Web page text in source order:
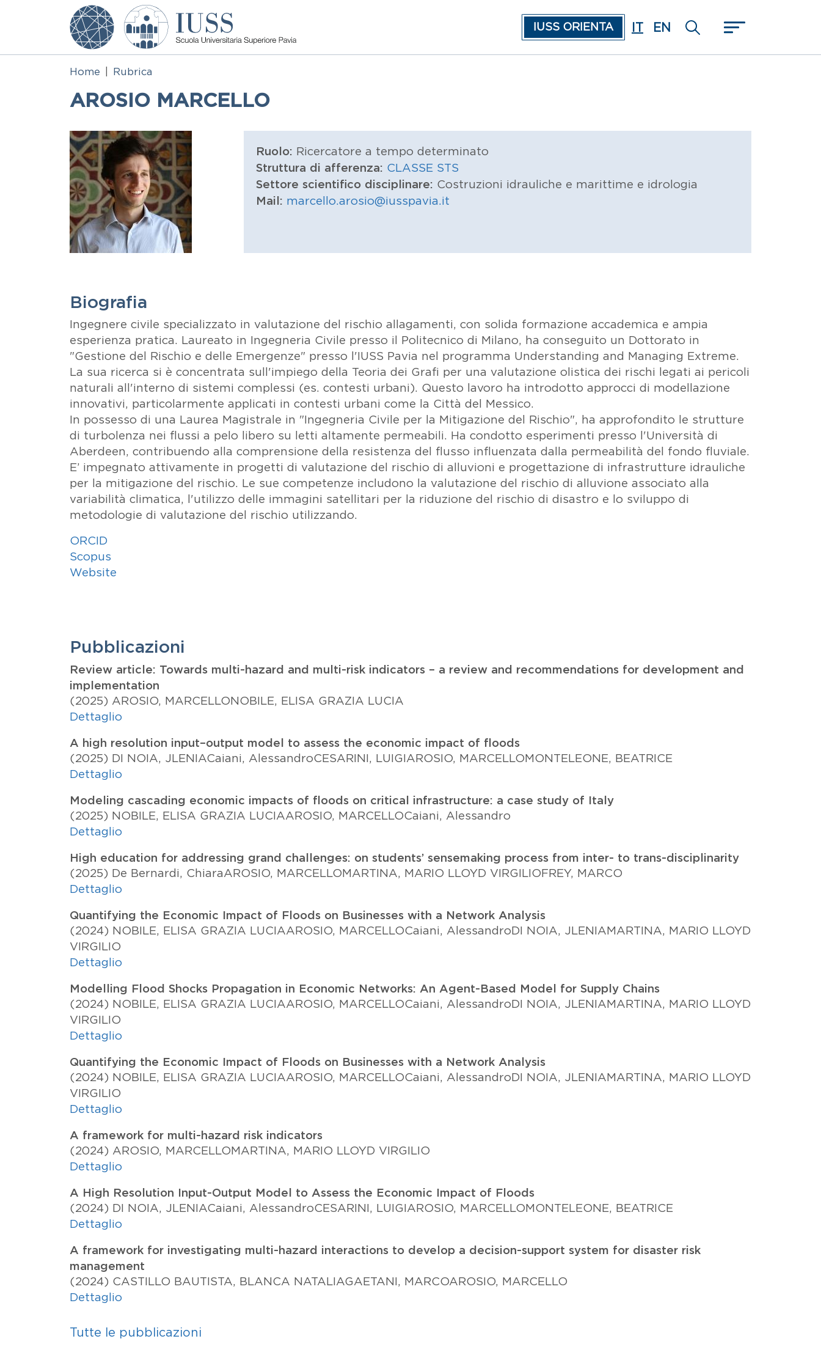
Salta al contenuto principale
IUSS ORIENTA
IT EN
Home Rubrica
AROSIO MARCELLO
Ruolo: Ricercatore a tempo determinato
Struttura di afferenza: CLASSE STS
Settore scientifico disciplinare: Costruzioni idrauliche e marittime e idrologia
Mail: marcello.arosio@iusspavia.it
Biografia
Ingegnere civile specializzato in valutazione del rischio allagamenti, con solida formazione accademica e ampia
esperienza pratica. Laureato in Ingegneria Civile presso il Politecnico di Milano, ha conseguito un Dottorato in
"Gestione del Rischio e delle Emergenze" presso l'IUSS Pavia nel programma Understanding and Managing Extreme.
La sua ricerca si è concentrata sull'impiego della Teoria dei Grafi per una valutazione olistica dei rischi legati ai pericoli
naturali all'interno di sistemi complessi (es. contesti urbani). Questo lavoro ha introdotto approcci di modellazione
innovativi, particolarmente applicati in contesti urbani come la Città del Messico.
In possesso di una Laurea Magistrale in "Ingegneria Civile per la Mitigazione del Rischio", ha approfondito le strutture
di turbolenza nei flussi a pelo libero su letti altamente permeabili. Ha condotto esperimenti presso l'Università di
Aberdeen, contribuendo alla comprensione della resistenza del flusso influenzata dalla permeabilità del fondo fluviale.
E’ impegnato attivamente in progetti di valutazione del rischio di alluvioni e progettazione di infrastrutture idrauliche
per la mitigazione del rischio. Le sue competenze includono la valutazione del rischio di alluvione associato alla
variabilità climatica, l'utilizzo delle immagini satellitari per la riduzione del rischio di disastro e lo sviluppo di
metodologie di valutazione del rischio utilizzando.
ORCID
Scopus
Website
Pubblicazioni
Review article: Towards multi-hazard and multi-risk indicators – a review and recommendations for development and
implementation
(2025) AROSIO, MARCELLONOBILE, ELISA GRAZIA LUCIA
Dettaglio
A high resolution input–output model to assess the economic impact of floods
(2025) DI NOIA, JLENIACaiani, AlessandroCESARINI, LUIGIAROSIO, MARCELLOMONTELEONE, BEATRICE
Dettaglio
Modeling cascading economic impacts of floods on critical infrastructure: a case study of Italy
(2025) NOBILE, ELISA GRAZIA LUCIAAROSIO, MARCELLOCaiani, Alessandro
Dettaglio
High education for addressing grand challenges: on students’ sensemaking process from inter- to trans-disciplinarity
(2025) De Bernardi, ChiaraAROSIO, MARCELLOMARTINA, MARIO LLOYD VIRGILIOFREY, MARCO
Dettaglio
Quantifying the Economic Impact of Floods on Businesses with a Network Analysis
(2024) NOBILE, ELISA GRAZIA LUCIAAROSIO, MARCELLOCaiani, AlessandroDI NOIA, JLENIAMARTINA, MARIO LLOYD
VIRGILIO
Dettaglio
Modelling Flood Shocks Propagation in Economic Networks: An Agent-Based Model for Supply Chains
(2024) NOBILE, ELISA GRAZIA LUCIAAROSIO, MARCELLOCaiani, AlessandroDI NOIA, JLENIAMARTINA, MARIO LLOYD
VIRGILIO
Dettaglio
Quantifying the Economic Impact of Floods on Businesses with a Network Analysis
(2024) NOBILE, ELISA GRAZIA LUCIAAROSIO, MARCELLOCaiani, AlessandroDI NOIA, JLENIAMARTINA, MARIO LLOYD
VIRGILIO
Dettaglio
A framework for multi-hazard risk indicators
(2024) AROSIO, MARCELLOMARTINA, MARIO LLOYD VIRGILIO
Dettaglio
A High Resolution Input-Output Model to Assess the Economic Impact of Floods
(2024) DI NOIA, JLENIACaiani, AlessandroCESARINI, LUIGIAROSIO, MARCELLOMONTELEONE, BEATRICE
Dettaglio
A framework for investigating multi-hazard interactions to develop a decision-support system for disaster risk
management
(2024) CASTILLO BAUTISTA, BLANCA NATALIAGAETANI, MARCOAROSIO, MARCELLO
Dettaglio
Tutte le pubblicazioni